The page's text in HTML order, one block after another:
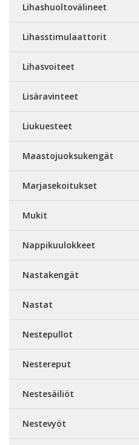
Lihashuoltovälineet
Lihasstimulaattorit
Lihasvoiteet
Lisäravinteet
Liukuesteet
Maastojuoksukengät
Marjasekoitukset
Mukit
Nappikuulokkeet
Nastakengät
Nastat
Nestepullot
Nestereput
Nestesäiliöt
Nestevyöt